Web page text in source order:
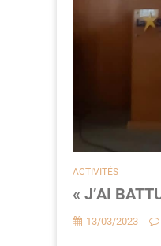
ACTIVITÉS
« J’AI
13/03/2023